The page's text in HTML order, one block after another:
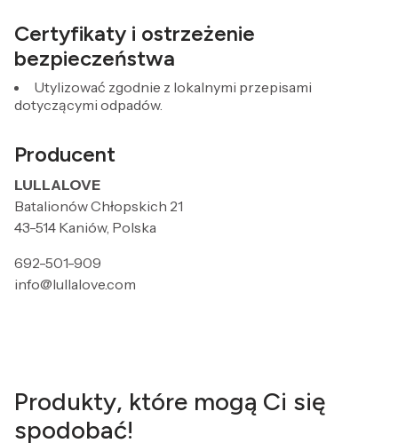
Certyfikaty i ostrzeżenie
bezpieczeństwa
Utylizować zgodnie z lokalnymi przepisami
dotyczącymi odpadów.
Producent
LULLALOVE
Batalionów Chłopskich 21
43-514 Kaniów, Polska
692-501-909
info@lullalove.com
Produkty, które mogą Ci się
spodobać!